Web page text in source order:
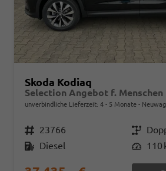
Skoda Kodiaq
unverbindliche Lieferzeit: 4 - 5 Monate
Fahrzeugnr. 23766 Getriebe
Kraftstoff Diesel Leistung 110